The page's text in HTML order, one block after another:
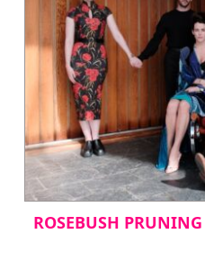
ROSEBUSH PRUNING